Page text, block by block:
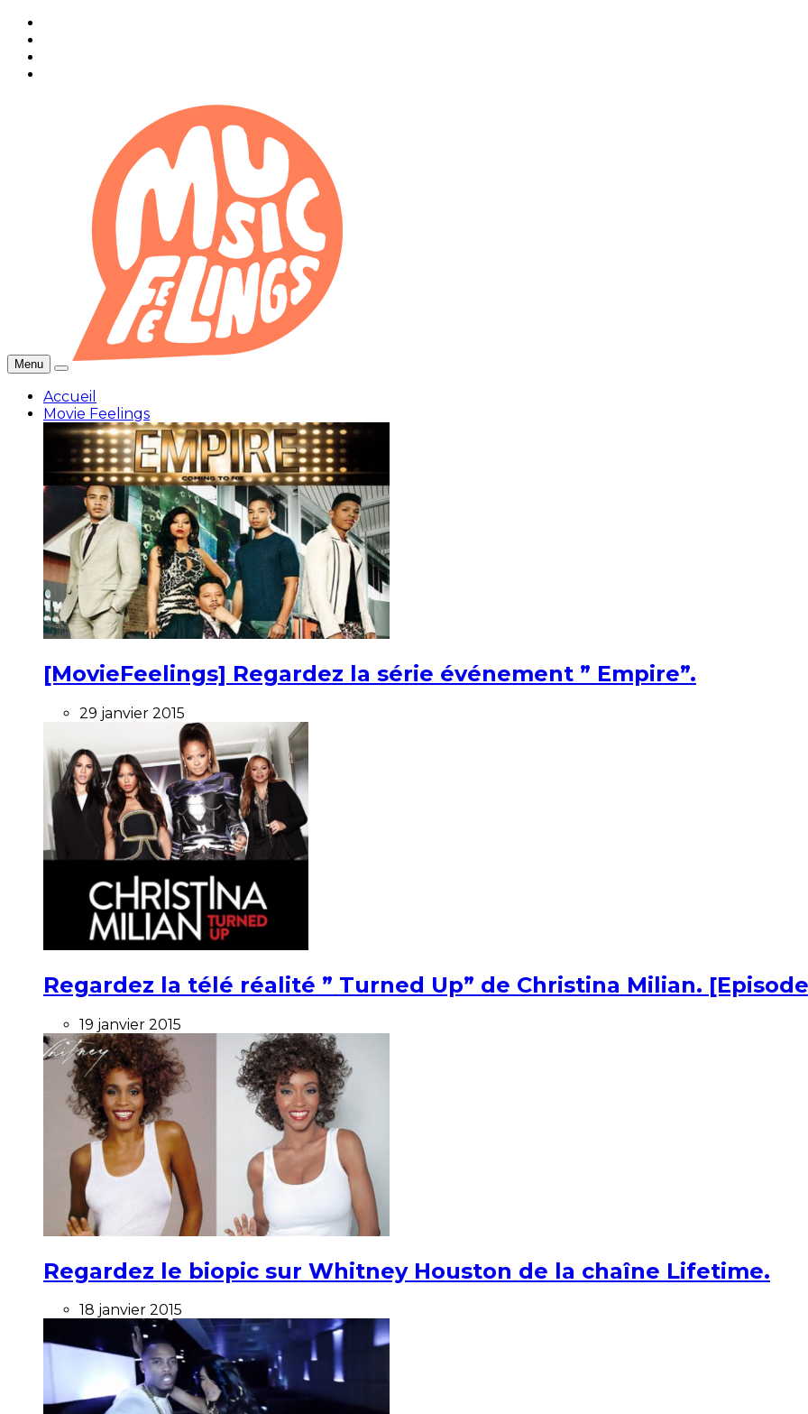
Menu
Accueil
Movie Feelings
[MovieFeelings] Regardez la série événement ” Empire”.
29 janvier 2015
Regardez la télé réalité ” Turned Up” de Christina Milian.
19 janvier 2015
Regardez le biopic sur Whitney Houston de la chaîne Lifetime.
18 janvier 2015